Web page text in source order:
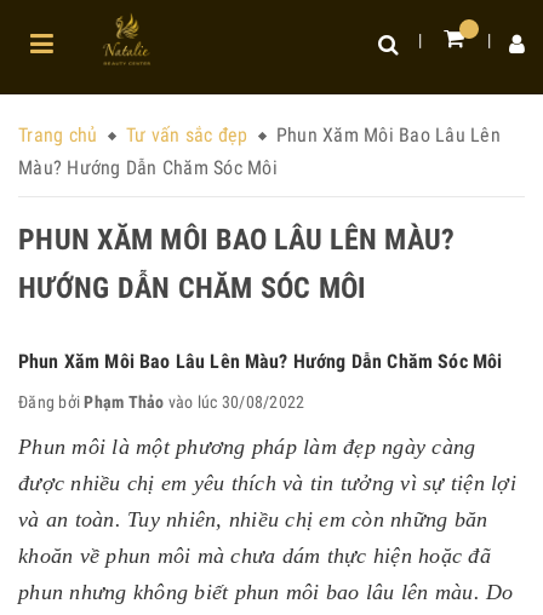
Trang chủ Tư vấn sắc đẹp
Phun Xăm Môi Bao Lâu Lên
Màu? Hướng Dẫn Chăm Sóc Môi
PHUN XĂM MÔI BAO LÂU LÊN MÀU?
HƯỚNG DẪN CHĂM SÓC MÔI
Phun Xăm Môi Bao Lâu Lên Màu? Hướng Dẫn Chăm Sóc Môi
Đăng bởiPhạm Thảo vào lúc 30/08/2022
Phun môi là một phương pháp làm đẹp ngày càng
được nhiều chị em yêu thích và tin tưởng vì sự tiện lợi
và an toàn. Tuy nhiên, nhiều chị em còn những băn
khoăn về phun môi mà chưa dám thực hiện hoặc đã
phun nhưng không biết phun môi bao lâu lên màu. Do